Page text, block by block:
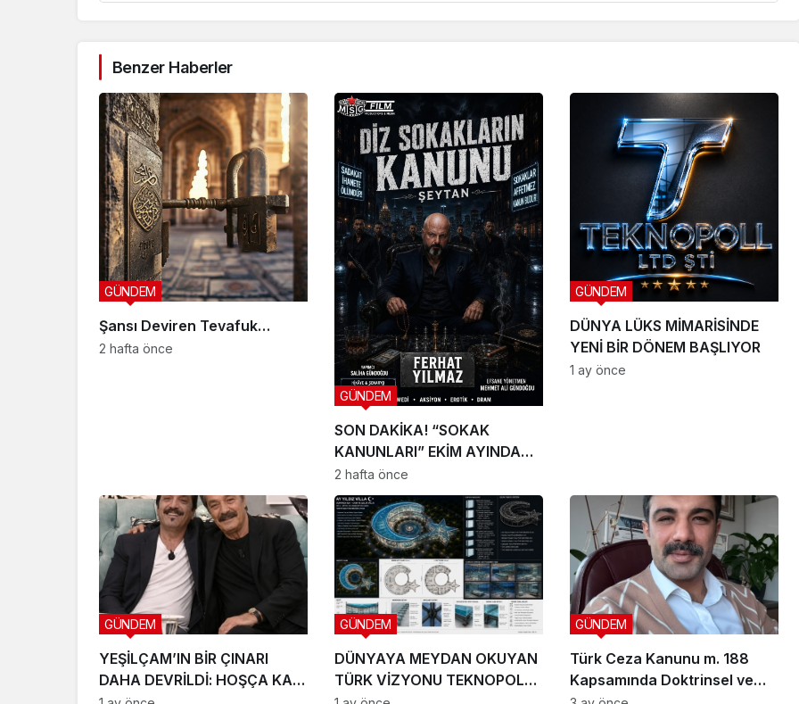
Benzer Haberler
Şansı Deviren Tevafuk…
GÜNDEM
2 hafta önce
SON DAKİKA! “SOKAK
KANUNLARI” EKİM AYINDA
SETE ÇIKIYOR
GÜNDEM
2 hafta önce
DÜNYA LÜKS MİMARİSİNDE
YENİ BİR DÖNEM BAŞLIYOR
GÜNDEM
1 ay önce
YEŞİLÇAM’IN BİR ÇINARI
DAHA DEVRİLDİ: HOŞÇA KAL
GÜNDEM
DÜNYAYA MEYDAN OKUYAN
TÜRK VİZYONU TEKNOPOLL
GÜNDEM
Türk Ceza Kanunu m. 188
Kapsamında Doktrinsel ve
GÜNDEM